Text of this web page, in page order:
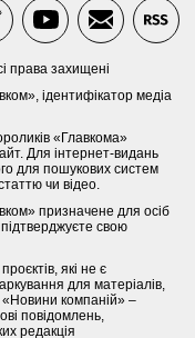
права захищені
ідентифікатор медіа
«Главкома»
Для інтернет-видань
для пошукових систем
чи відео.
призначене для осіб
свою
які не є
для матеріалів,
компаній» –
повідомлень,
редакція